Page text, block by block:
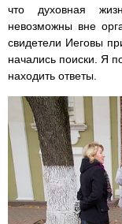
что духовная
невозможны вне
свидетели Иеговы
начались поиски. Я
находить ответы.